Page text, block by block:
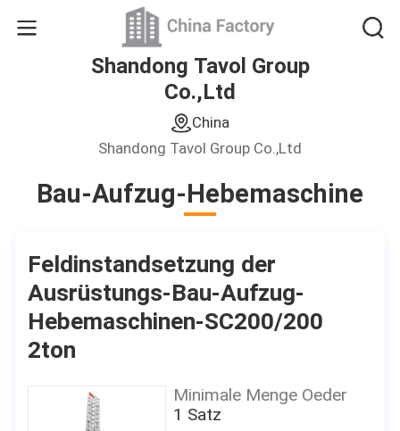
Shandong Tavol Group
Co.,Ltd
China
Shandong Tavol Group Co.,Ltd
Bau-Aufzug-Hebemaschine
Feldinstandsetzung der
Ausrüstungs-Bau-Aufzug-
Hebemaschinen-SC200/200
2ton
Minimale Menge Oeder
1 Satz